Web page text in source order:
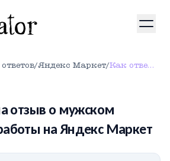
/Яндекс Маркет/ Как ответить на отзыв о мужском костюме для работы на Яндекс Маркет
отзыв о мужском
на Яндекс Маркет